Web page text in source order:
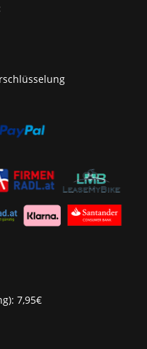
7,95€